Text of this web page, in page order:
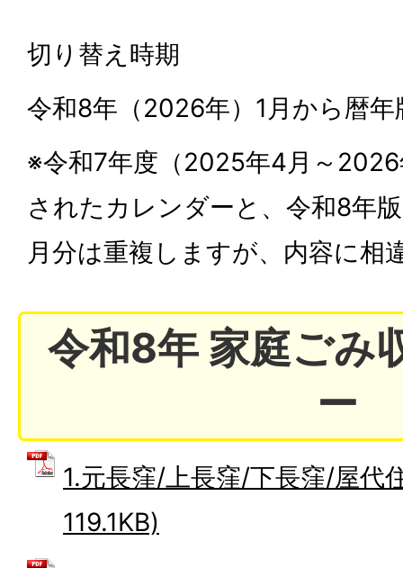
切り替え時期
令和8年（2026年）1月から暦年
※令和7年度（2025年4月～
されたカレンダーと、令和8年
月分は重複しますが、内容に相
令和8年 家庭ごみ
ー
1.元長窪/上長窪/下長窪/屋代
119.1KB)